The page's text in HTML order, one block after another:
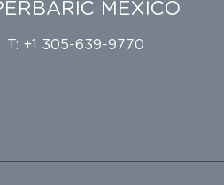
MÉXICO
T: +1 305-639-9770